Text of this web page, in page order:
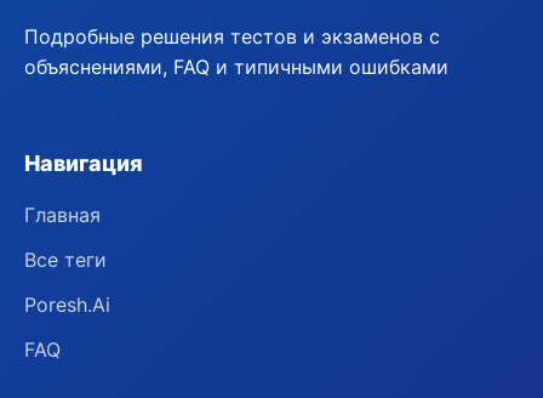
Подробные решения тестов и экзаменов с
объяснениями, FAQ и типичными ошибками
Навигация
Главная
Все теги
Poresh.Ai
FAQ